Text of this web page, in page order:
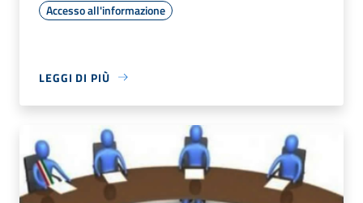
Accesso all'informazione
LEGGI DI PIÙ